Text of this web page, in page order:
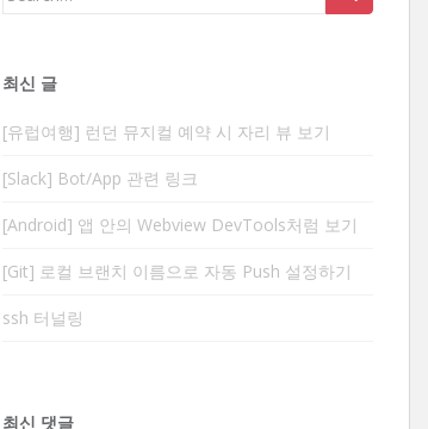
최신 글
[유럽여행] 런던 뮤지컬 예약 시 자리 뷰 보기
[Slack] Bot/App 관련 링크
[Android] 앱 안의 Webview DevTools처럼 보기
[Git] 로컬 브랜치 이름으로 자동 Push 설정하기
ssh 터널링
최신 댓글